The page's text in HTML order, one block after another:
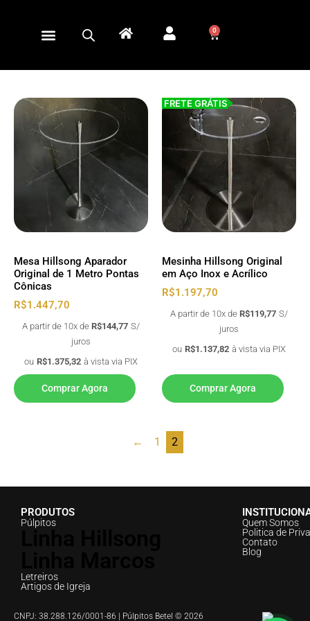
0
Mesa Hillsong Aparador
Original de 1 Metro Pontas
Cônicas
R$1.447,70
A partir de 10x de R$144,77 S/
juros
ou R$1.375,32 à vista via PIX
Comprar Agora
FRETE GRÁTIS
Mesinha Hillsong Original
em Aço Inox e Acrílico
R$1.197,70
A partir de 10x de R$119,77 S/
juros
ou R$1.137,82 à vista via PIX
Comprar Agora
← 1 2
PRODUTOS
Púlpitos
Letreiros
Artigos de Igreja
Quem Somos
Politica de
Contato
Blog
CNPJ: 38.288.126/0001-86 | Púlpitos Betel © 2026